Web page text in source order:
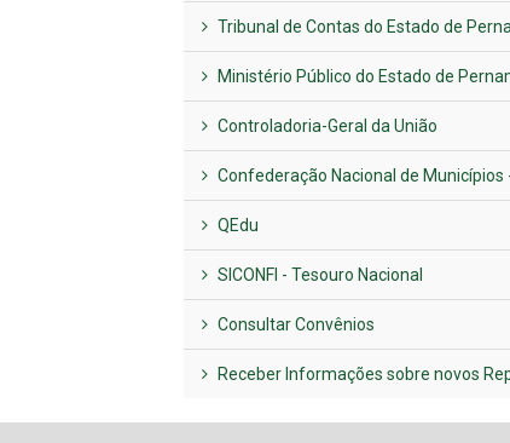
Tribunal de Contas do Estado de
Ministério Público do Estado de
Controladoria-Geral da União
Confederação Nacional de Municípios
QEdu
SICONFI - Tesouro Nacional
Consultar Convênios
Receber Informações sobre novos